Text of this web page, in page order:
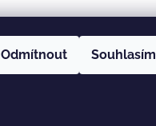
Odmítnout Souhlasím